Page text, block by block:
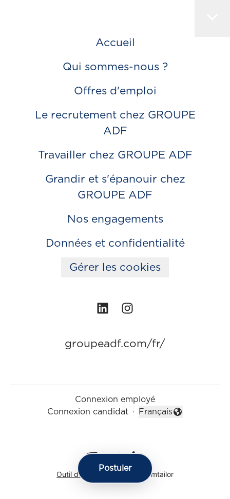
Postuler
Accueil
Qui sommes-nous ?
Offres d'emploi
Le recrutement chez GROUPE
ADF
Travailler chez GROUPE ADF
Grandir et s'épanouir chez
GROUPE ADF
Nos engagements
Données et confidentialité
Gérer les cookies
groupeadf.com/fr/
Connexion employé
Connexion candidat ·
Changer la langue
Français
Outil de recrutement de Teamtailor